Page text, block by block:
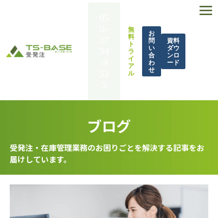
無
料
ト
ラ
イ
ア
ル
お
問
い
合
わ
せ
資料
ダウ
ンロ
ード
機能一覧
導入事例
BASE UP通信
お役立ち資料
ブログ
受発注・在庫管理業務のお困りごとを解決する記事をお
届けしています。